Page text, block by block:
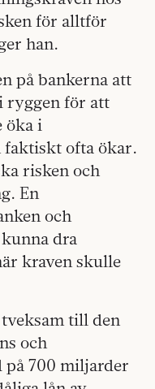
för alltför
han.
på bankerna att
ryggen för att
öka i
ofta ökar.
risken och
En
och
dra
kraven skulle
till den
och
på 700 miljarder